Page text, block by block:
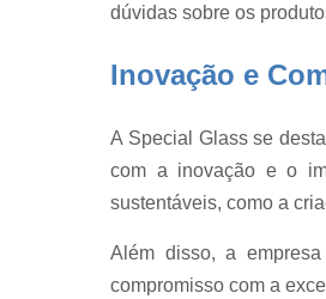
dúvidas sobre os
Inovação e
A Special Glass se
com a inovação e o
sustentáveis, como a
Além disso, a
compromisso com a